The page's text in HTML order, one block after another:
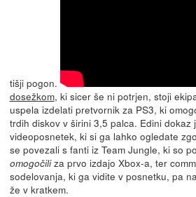
tišji pogon.
dosežkom, ki sicer še ni potrjen, stoji
uspela izdelati pretvornik za PS3, ki
trdih diskov v širini 3,5 palca. Edini dokaz
videoposnetek, ki si ga lahko ogledate
se povezali s fanti iz Team Jungle, ki so
omogočiliza prvo izdajo Xbox-a, ter
sodelovanja, ki ga vidite v posnetku, pa
že v kratkem.